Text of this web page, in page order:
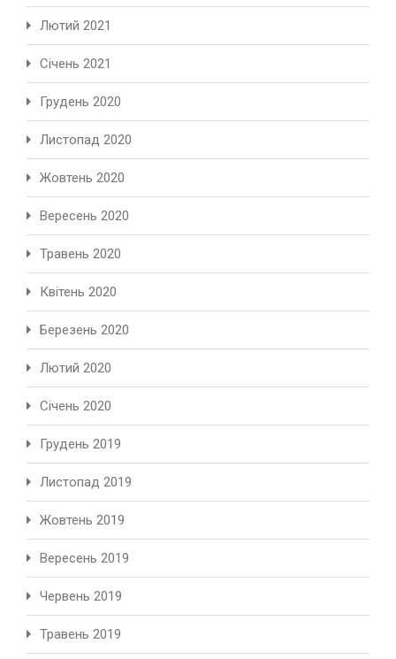
Лютий 2021
Січень 2021
Грудень 2020
Листопад 2020
Жовтень 2020
Вересень 2020
Травень 2020
Квітень 2020
Березень 2020
Лютий 2020
Січень 2020
Грудень 2019
Листопад 2019
Жовтень 2019
Вересень 2019
Червень 2019
Травень 2019